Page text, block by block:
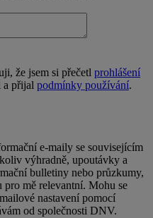
že jsem si přečetl prohlášení
a přijal podmínky používání.
e-maily se souvisejícím
výhradně, upoutávky a
bulletiny nebo průzkumy,
mě relevantní. Mohu se
nastavení pomocí
od společnosti DNV.